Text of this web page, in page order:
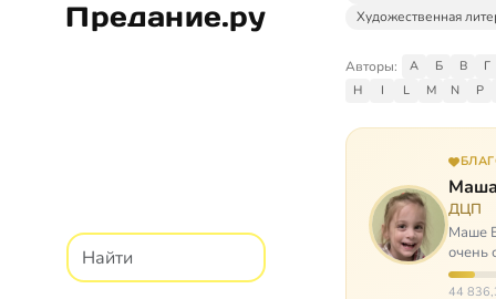
Предание.ру
Художественная
Авторы: А Б В
Г
H
I L M N P
ДЦП
Маше
очень
ходит,
44